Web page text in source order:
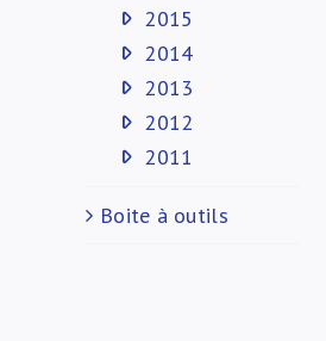
2015
2014
2013
2012
2011
Boite à outils